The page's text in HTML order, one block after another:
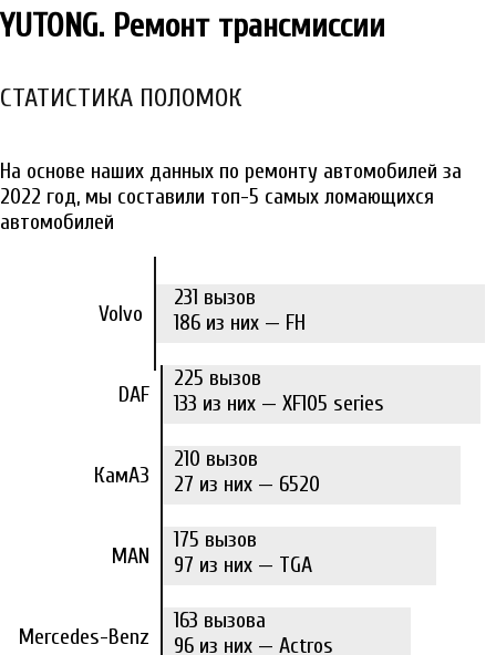
YUTONG. Ремонт трансмиссии
СТАТИСТИКА ПОЛОМОК
На основе наших данных по ремонту автомобилей за
2022 год, мы составили топ-5 самых ломающихся
автомобилей
Volvo
231 вызов
186 из них — FH
DAF
225 вызов
133 из них — XF105 series
КамАЗ
210 вызов
27 из них — 6520
MAN
175 вызов
97 из них — TGA
Mercedes-Benz
163 вызова
96 из них — Actros